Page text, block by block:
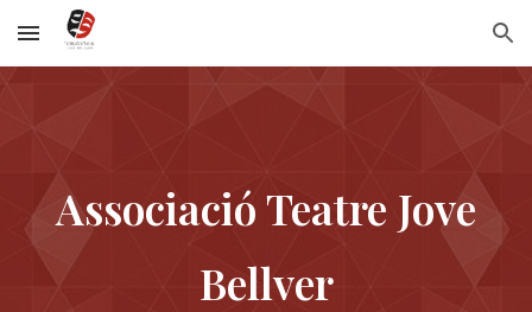
Skip to main content Skip to navigation
Associació Teatre Jove
Bellver